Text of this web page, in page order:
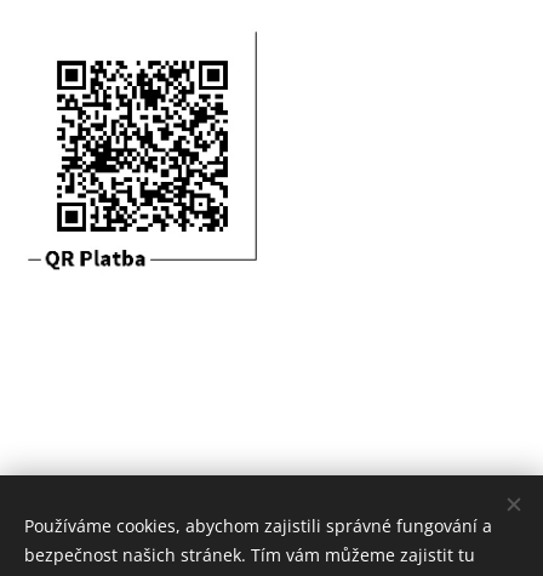
Používáme cookies, abychom zajistili správné fungování a
bezpečnost našich stránek. Tím vám můžeme zajistit tu